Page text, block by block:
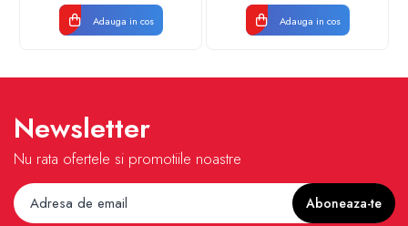
Adauga in cos Adauga in cos
Newsletter
Nu rata ofertele si promotiile noastre